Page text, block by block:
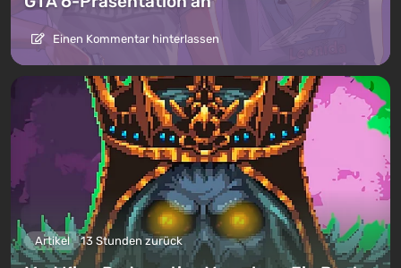
Einen Kommentar hinterlassen
Artikel 13 Stunden zurück